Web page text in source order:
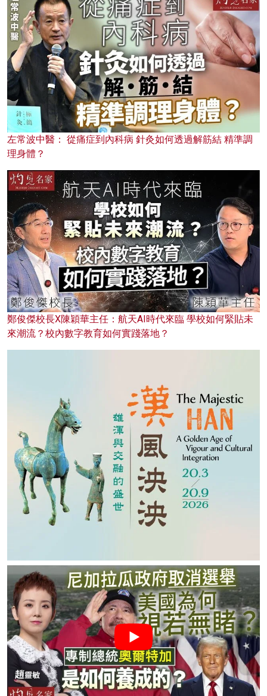
左常波中醫： 從痛症到內科病 針灸如何透過解筋結 精準調
理身體？
鄭俊傑校長X陳穎華主任：航天AI時代來臨 學校如何緊貼未
來潮流？校內數字教育如何實踐落地？